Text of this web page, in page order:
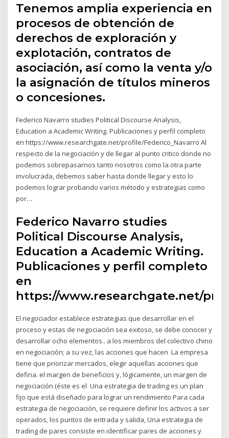
Tenemos amplia experiencia en
procesos de obtención de
derechos de exploración y
explotación, contratos de
asociación, así como la venta y/o
la asignación de títulos mineros
o concesiones.
Federico Navarro studies Political Discourse Analysis,
Education a Academic Writing. Publicaciones y perfil completo
en https://www.researchgate.net/profile/Federico_Navarro Al
respecto de la negociación y de llegar al punto critico donde no
podemos sobrepasarnos tanto nosotros como la otra parte
involucrada, debemos saber hasta donde llegar y esto lo
podemos lograr probando varios método y estrategias como
por…
Federico Navarro studies
Political Discourse Analysis,
Education a Academic Writing.
Publicaciones y perfil completo
en
https://www.researchgate.net/
El negociador establece estrategias que desarrollar en el
proceso y estas de negociación sea exitoso, se debe conocer y
desarrollar ocho elementos.. a los miembros del colectivo chino
en negociación; a su vez, las acciones que hacen La empresa
tiene que priorizar mercados, elegir aquellas acciones que
defina. el margen de beneficios y, lógicamente, un margen de
negociación (éste es el Una estrategia de trading es un plan
fijo que está diseñado para lograr un rendimiento Para cada
estrategia de negociación, se requiere definir los activos a ser
operados, los puntos de entrada y salida, Una estrategia de
trading de pares consiste en identificar pares de acciones y